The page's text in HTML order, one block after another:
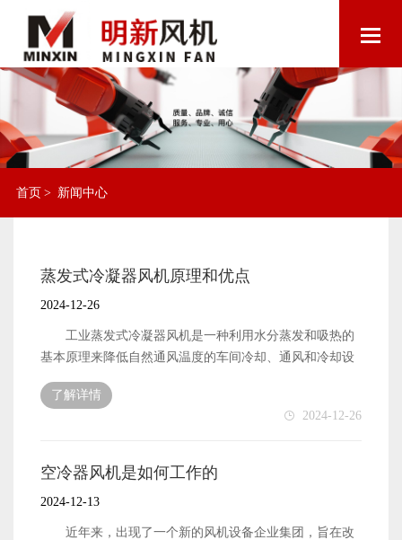
首页 > 新闻中心
蒸发式冷凝器风机原理和优点
2024-12-26
工业蒸发式冷凝器风机是一种利用水分蒸发和吸热的
基本原理来降低自然通风温度的车间冷却、通风和冷却设
备。因为工业蒸发冷却风扇可以在100%的范围内降低温度
和自然通风㎡,它一小时只消耗一度电。在同一地区的相同
标准下，它比工业蒸发冷却风扇更节能，但实际降温效果
蒸发式冷凝器风机的原理 环保型空调的原理，又
至车间，以增加车间内的压力，排出车间内闷热浑浊的空
气，达到通风降温的目的。节能环保型空调得到广泛应
了解详情
2024-12-26
空冷器风机是如何工作的
2024-12-13
近年来，出现了一个新的风机设备企业集团，旨在改